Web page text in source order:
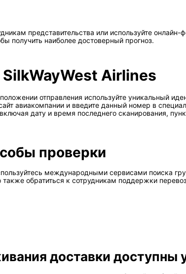
представительства или используйте
получить наиболее достоверный прогноз.
Airlines
отправления используйте уникальный
авиакомпании и введите данный номер в
дату и время последнего сканирования,
проверки
международными сервисами поиска
обратиться к сотрудникам поддержки
доставки доступны